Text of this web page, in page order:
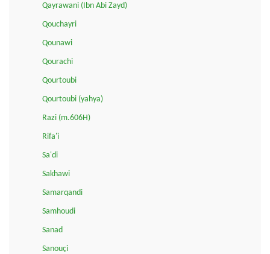
Qayrawani (Ibn Abi Zayd)
Qouchayri
Qounawi
Qourachi
Qourtoubi
Qourtoubi (yahya)
Razi (m.606H)
Rifa'i
Sa'di
Sakhawi
Samarqandi
Samhoudi
Sanad
Sanouçi